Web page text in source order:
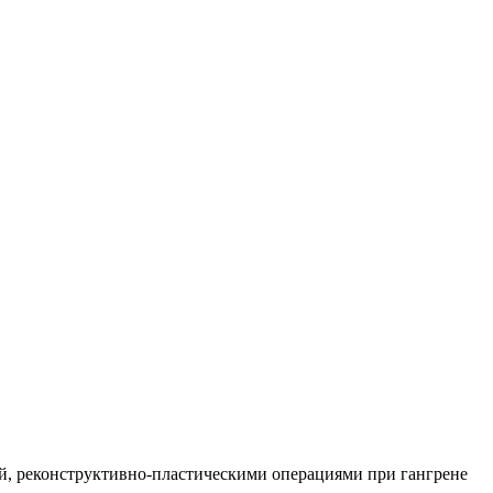
пластическими операциями при гангрене